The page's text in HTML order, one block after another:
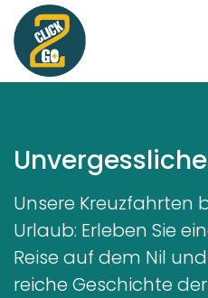
Unsere Kreuzfahrten
Urlaub: Erleben Sie
Reise auf dem Nil
reiche Geschichte